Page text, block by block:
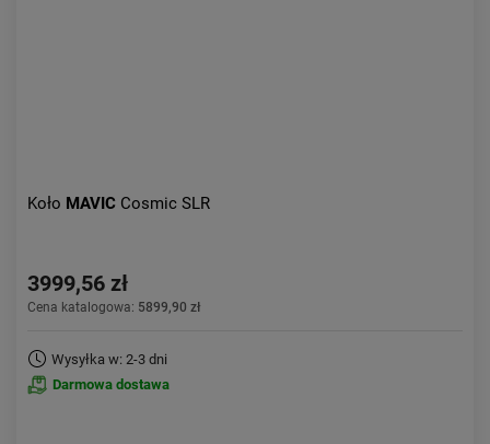
Koło MAVIC Cosmic SLR
3999,56 zł
Cena katalogowa: 5899,90 zł
Wysyłka w: 2-3 dni
Darmowa dostawa